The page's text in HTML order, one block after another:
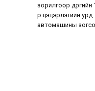
зорилгоор
р цэцэрлэгийн урд
автомашины